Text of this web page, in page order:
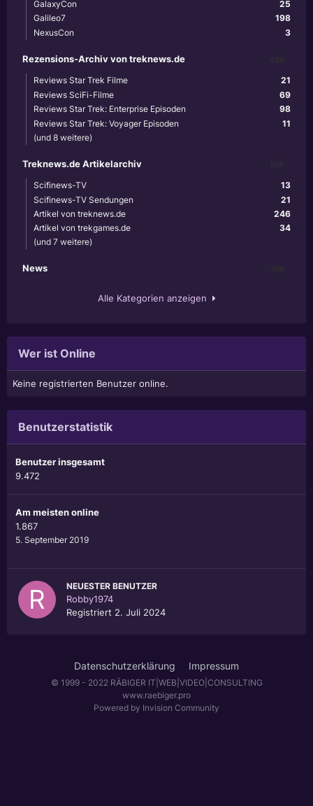
25
GalaxyCon
198
Galileo7
3
NexusCon
Rezensions-Archiv von treknews.de
21
Reviews Star Trek Filme
69
Reviews SciFi-Filme
98
Reviews Star Trek: Enterprise Episoden
11
Reviews Star Trek: Voyager Episoden
(und 8 weitere)
Treknews.de Artikelarchiv
13
Scifinews-TV
21
Scifinews-TV Sendungen
246
Artikel von treknews.de
34
Artikel von trekgames.de
(und 7 weitere)
News
Alle Kategorien anzeigen
Wer ist Online
Keine registrierten Benutzer online.
Benutzerstatistik
Benutzer insgesamt
9.472
Am meisten online
1.867
5. September 2019
NEUESTER BENUTZER
Robby1974
Registriert 2. Juli 2024
Datenschutzerklärung Impressum
© 1999 - 2022 RÄBIGER IT|WEB|VIDEO|CONSULTING
www.raebiger.pro
Powered by Invision Community